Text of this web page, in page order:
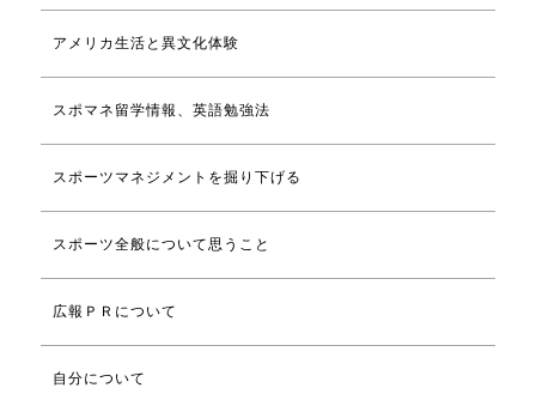
アメリカ生活と異文化体験
スポマネ留学情報、英語勉強法
スポーツマネジメントを掘り下げる
スポーツ全般について思うこと
広報ＰＲについて
自分について